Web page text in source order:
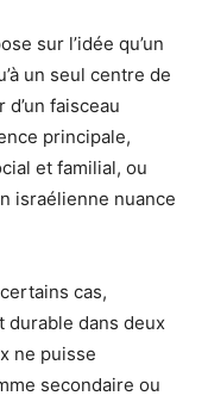
sur l’idée qu’un
un seul centre de
faisceau
principale,
et familial, ou
israélienne nuance
cas,
durable dans deux
ne puisse
secondaire ou